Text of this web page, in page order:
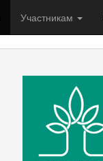
Участникам